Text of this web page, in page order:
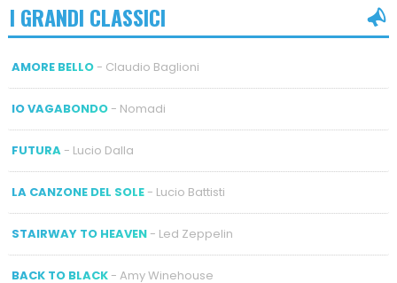
I GRANDI CLASSICI
AMORE BELLO- Claudio Baglioni
IO VAGABONDO- Nomadi
FUTURA- Lucio Dalla
LA CANZONE DEL SOLE- Lucio Battisti
STAIRWAY TO HEAVEN- Led Zeppelin
BACK TO BLACK- Amy Winehouse